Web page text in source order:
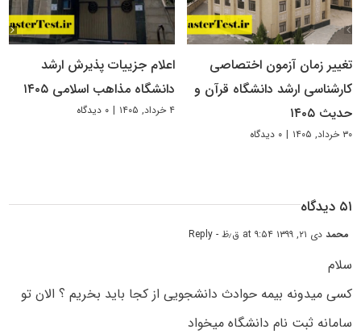
تغییر زمان آزمون اختصاصی
کارشناسی ارشد دانشگاه قرآن و
حدیث ۱۴۰۵
۳۰ خرداد, ۱۴۰۵ | ۰ دیدگاه
اعلام جزییات پذیرش ارشد
دانشگاه مذاهب اسلامی ۱۴۰۵
۴ خرداد, ۱۴۰۵ | ۰ دیدگاه
۵۱ دیدگاه
محمددی ۲۱, ۱۳۹۹ at ۹:۵۴ ق٫ظ - Reply
سلام
کسی میدونه بیمه حوادث دانشجویی از کجا باید بخریم ؟ الان تو
سامانه ثبت نام دانشگاه میخواد